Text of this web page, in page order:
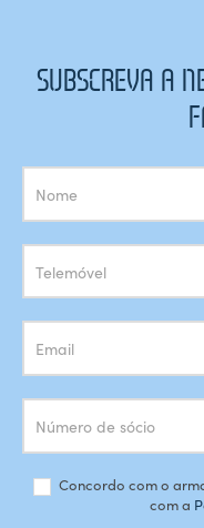
SUBSCREVA A
Subscrição
Newsletter
Concordo com o
com a